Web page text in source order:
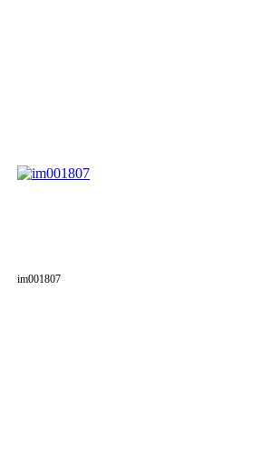
im001807